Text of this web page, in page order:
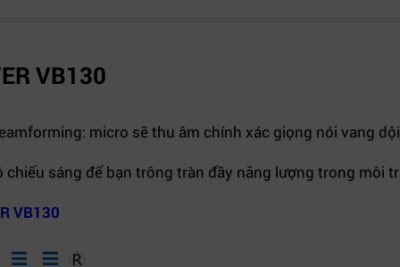
VB130
micro sẽ thu âm chính xác giọng nói vang
sáng để bạn trông tràn đầy năng lượng trong môi
VB130